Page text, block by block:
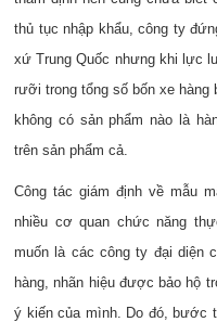
thủ tục nhập khẩu, công ty
xứ Trung Quốc nhưng khi lực
rưỡi trong tổng số bốn xe
không có sản phẩm nào là
trên sản phẩm cả.
Công tác giám định về mẫu
nhiều cơ quan chức năng
muốn là các công ty đại diện
hàng, nhãn hiệu được bảo hộ
ý kiến của mình. Do đó, bước